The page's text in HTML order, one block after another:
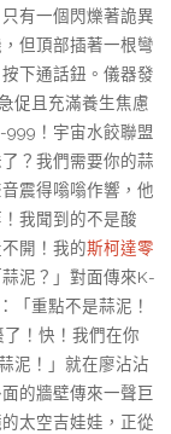
有一個閃爍著詭異
但頂部插著一根彎
下通話鈕。儀器發
促且充滿養生焦慮
999！宇宙水餃聯盟
？我們需要你的蒜
震得嗡嗡作響，他
我聞到的不是酸
開！我的斯柯達零
泥？」對面傳來K-
「重點不是蒜泥！
！快！我們在你
泥！」就在廖沾沾
的牆壁傳來一聲巨
太空吉娃娃，正從